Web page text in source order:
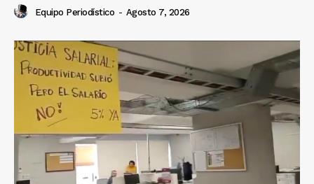
Equipo Periodístico - Agosto 7, 2026